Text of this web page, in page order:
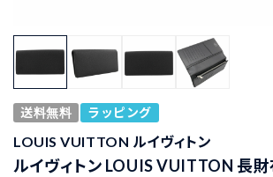
送料無料 ラッピング
LOUIS VUITTON ルイヴィトン
ルイヴィトン LOUIS VUITTON 長財